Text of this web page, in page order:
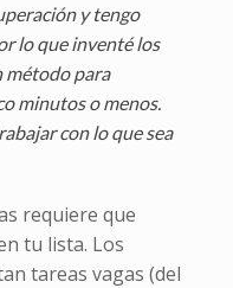
y tengo
lo que inventé los
método para
minutos o menos.
con lo que sea
requiere que
tu lista. Los
tareas vagas (del